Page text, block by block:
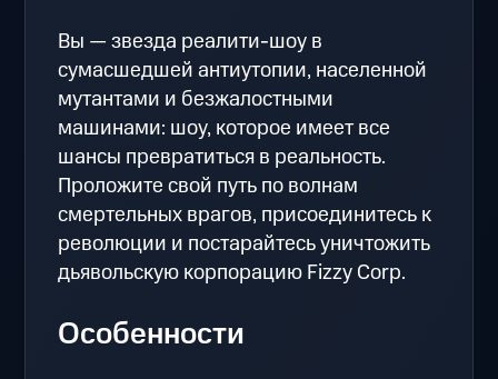
Вы — звезда реалити-шоу в
сумасшедшей антиутопии, населенной
мутантами и безжалостными
машинами: шоу, которое имеет все
шансы превратиться в реальность.
Проложите свой путь по волнам
смертельных врагов, присоединитесь к
революции и постарайтесь уничтожить
дьявольскую корпорацию Fizzy Corp.
Особенности